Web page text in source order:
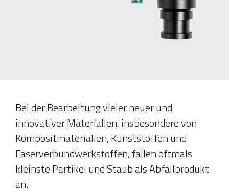
Bei der Bearbeitung vieler neuer und
innovativer Materialien, insbesondere von
Kompositmaterialien, Kunststoffen und
Faserverbundwerkstoffen, fallen oftmals
kleinste Partikel und Staub als Abfallprodukt
an.